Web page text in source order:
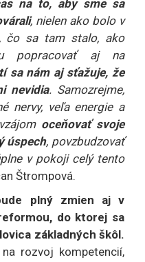
na to, aby sme sa
, nielen ako bolo v
čo sa tam stalo, ako
popracovať aj na
sa nám aj sťažuje, že
nevidia. Samozrejme,
nervy, veľa energie a
oceňovať svoje
úspech, povzbudzovať
v pokoji celý tento
Štrompová.
plný zmien aj v
do ktorej sa
základných škôl.
rozvoj kompetencií,